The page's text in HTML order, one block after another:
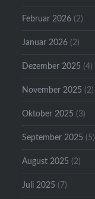
Februar 2026 (2)
Januar 2026 (2)
Dezember 2025 (4)
November 2025 (2)
Oktober 2025 (3)
September 2025 (5)
August 2025 (2)
Juli 2025 (7)